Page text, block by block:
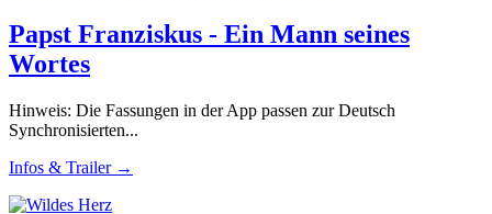
Papst Franziskus - Ein Mann seines
Wortes
Hinweis: Die Fassungen in der App passen zur Deutsch
Synchronisierten...
Infos & Trailer →